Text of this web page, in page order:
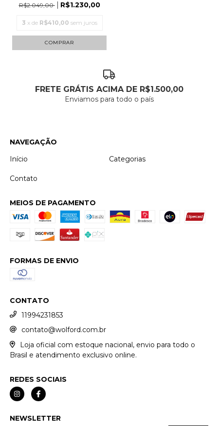
R$2.049,00
R$1.230,00
3 x de R$410,00 sem juros
COMPRAR
FRETE GRÁTIS ACIMA DE R$1.500,00
Enviamos para todo o país
NAVEGAÇÃO
Início
Categorias
Contato
MEIOS DE PAGAMENTO
FORMAS DE ENVIO
CONTATO
11994231853
contato@wolford.com.br
Loja oficial com estoque nacional, envio para todo o
Brasil e atendimento exclusivo online.
REDES SOCIAIS
NEWSLETTER